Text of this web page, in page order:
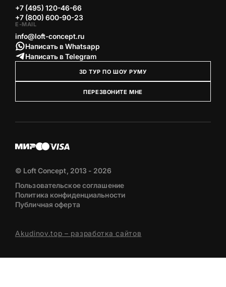
+7 (495) 120-46-66
+7 (800) 600-90-23
E-MAIL
info@loft-concept.ru
Написать в Whatsapp
Написать в Telegram
3D ТУР ПО ШОУ РУМУ
ПЕРЕЗВОНИТЕ МНЕ
© Loft Concept, 2013 - 2026
Пользовательское соглашение
Политика конфиденциальности
Публичная оферта
Akudinov.top – разработка сайтов